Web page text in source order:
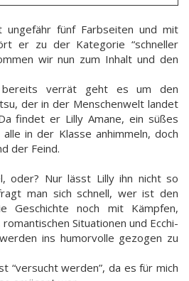
ungefähr fünf Farbseiten und mit
er zu der Kategorie “schneller
wir nun zum Inhalt und den
verrät geht es um den
der in der Menschenwelt landet
findet er Lilly Amane, ein süßes
in der Klasse anhimmeln, doch
der Feind.
oder? Nur lässt Lilly ihn nicht so
man sich schnell, wer ist den
Geschichte noch mit Kämpfen,
Situationen und Ecchi-
ins humorvolle gezogen zu
“versucht werden”, da es für mich